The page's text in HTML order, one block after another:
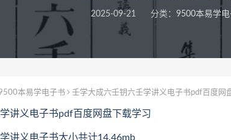
2025-09-21 分类： 9500本易学电
本易学电子书 壬学大成六壬钥六壬学讲义电子书pdf百度网
讲义电子书pdf百度网盘下载学习
讲义电子书大小共计14.46mb